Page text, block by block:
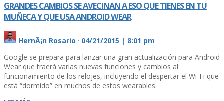
GRANDES CAMBIOS SE AVECINAN A ESO QUE TIENES EN TU
MUÑECA Y QUE USA ANDROID WEAR
HernÃ¡n Rosario · 04/21/2015 | 8:01 pm
Google se prepara para lanzar una gran actualización para Android
Wear que traerá varias nuevas funciones y cambios al
funcionamiento de los relojes, incluyendo el despertar el Wi-Fi que
está “dormido” en muchos de estos wearables.